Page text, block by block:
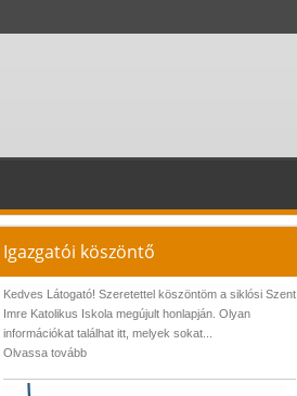
Igazgatói köszöntő
Kedves Látogató! Szeretettel köszöntöm a siklósi Szent
Imre Katolikus Iskola megújult honlapján. Olyan
információkat találhat itt, melyek sokat...
Olvassa tovább